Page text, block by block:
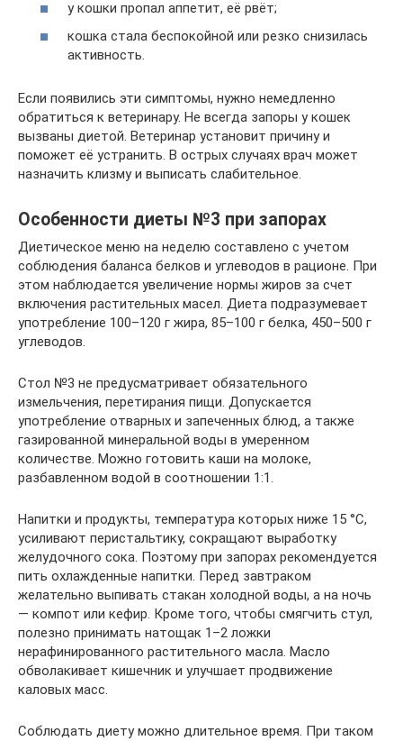
у кошки пропал аппетит, её рвёт;
кошка стала беспокойной или резко снизилась
активность.
Если появились эти симптомы, нужно немедленно
обратиться к ветеринару. Не всегда запоры у кошек
вызваны диетой. Ветеринар установит причину и
поможет её устранить. В острых случаях врач может
назначить клизму и выписать слабительное.
Особенности диеты №3 при запорах
Диетическое меню на неделю составлено с учетом
соблюдения баланса белков и углеводов в рационе. При
этом наблюдается увеличение нормы жиров за счет
включения растительных масел. Диета подразумевает
употребление 100–120 г жира, 85–100 г белка, 450–500 г
углеводов.
Стол №3 не предусматривает обязательного
измельчения, перетирания пищи. Допускается
употребление отварных и запеченных блюд, а также
газированной минеральной воды в умеренном
количестве. Можно готовить каши на молоке,
разбавленном водой в соотношении 1:1.
Напитки и продукты, температура которых ниже 15 °C,
усиливают перистальтику, сокращают выработку
желудочного сока. Поэтому при запорах рекомендуется
пить охлажденные напитки. Перед завтраком
желательно выпивать стакан холодной воды, а на ночь
— компот или кефир. Кроме того, чтобы смягчить стул,
полезно принимать натощак 1–2 ложки
нерафинированного растительного масла. Масло
обволакивает кишечник и улучшает продвижение
каловых масс.
Соблюдать диету можно длительное время. При таком